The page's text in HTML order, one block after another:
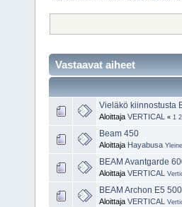
Vastaavat aiheet
Vieläkö kiinnostusta
Aloittaja VERTICAL « 1 2
Beam 450
Aloittaja Hayabusa
BEAM Avantgarde
Aloittaja VERTICAL
BEAM Archon E5
Aloittaja VERTICAL